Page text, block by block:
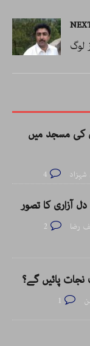
لوگ
کی مسجد میں
شہزاد 4
آزاری کا تصور
رضا 2
پائیں گے؟
1